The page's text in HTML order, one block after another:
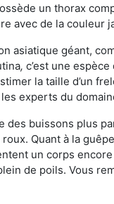
un thorax
avec de la couleur
asiatique géant,
, c’est une
la taille d’un
experts du
des buissons plus
Quant à la
un corps
de poils. Vous